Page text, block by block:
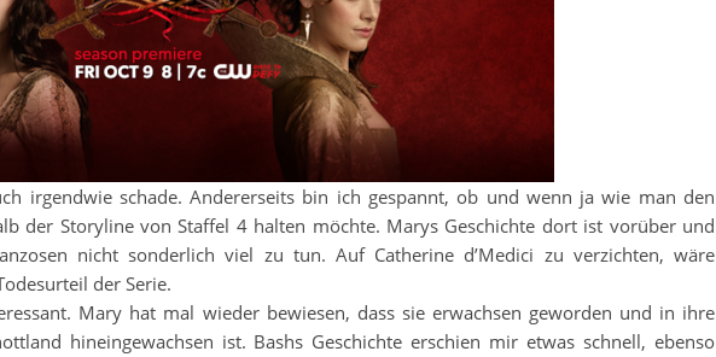
irgendwie schade. Andererseits bin ich gespannt, ob und wenn ja wie man den
der Storyline von Staffel 4 halten möchte. Marys Geschichte dort ist vorüber und
nicht sonderlich viel zu tun. Auf Catherine d’Medici zu verzichten, wäre
der Serie.
Mary hat mal wieder bewiesen, dass sie erwachsen geworden und in ihre
hineingewachsen ist. Bashs Geschichte erschien mir etwas schnell, ebenso